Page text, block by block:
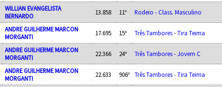
WILLIAN EVANGELISTA
BERNARDO
13.858 11º Rodeio - Class. Masculino
ANDRE GUILHERME MARCON
MORGANTI
17.695 15º Três Tambores - Tira Teima
ANDRE GUILHERME MARCON
MORGANTI
22.366 24º Três Tambores - Jovem C
ANDRE GUILHERME MARCON
MORGANTI
22.633 906º Três Tambores - Tira Teima